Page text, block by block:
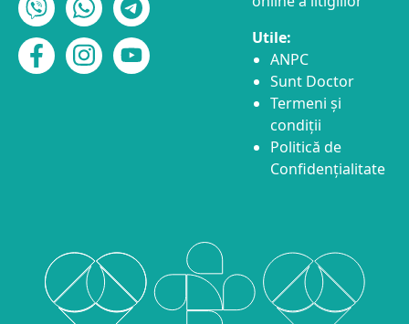
Utile:
ANPC
Sunt Doctor
Termeni și
condiții
Politică de
Confidențialitate